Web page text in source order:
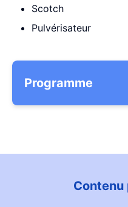
Scotch
Pulvérisateur
Programme
Contenu